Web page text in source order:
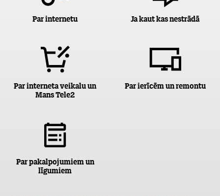
Par internetu Ja kaut kas nestrādā
Par interneta veikalu un
Mans Tele2
Par ierīcēm un remontu
Par pakalpojumiem un
līgumiem